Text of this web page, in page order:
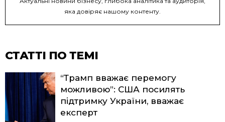
яка довіряє нашому контенту.
СТАТТІ ПО ТЕМІ
“Трамп вважає перемогу
можливою”: США посилять
підтримку України, вважає
експерт